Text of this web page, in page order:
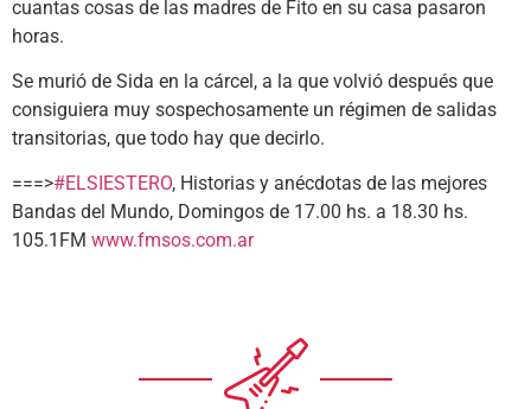
cuantas cosas de las madres de Fito en su casa pasaron
horas.
Se murió de Sida en la cárcel, a la que volvió después que
consiguiera muy sospechosamente un régimen de salidas
transitorias, que todo hay que decirlo.
===>#ELSIESTERO, Historias y anécdotas de las mejores
Bandas del Mundo, Domingos de 17.00 hs. a 18.30 hs.
105.1FM www.fmsos.com.ar